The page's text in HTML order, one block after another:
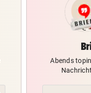
Abends